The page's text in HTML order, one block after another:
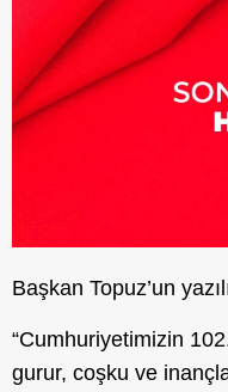
Başkan Topuz’un
“Cumhuriyetimizin
gurur, coşku ve